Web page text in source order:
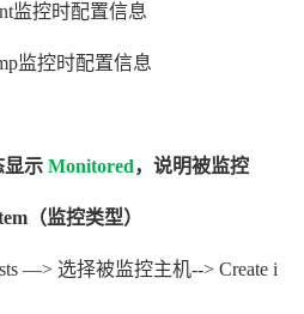
监控时配置信息
监控时配置信息
显示 Monitored，说明被监控
（监控类型）
—> 选择被监控主机--> Create i